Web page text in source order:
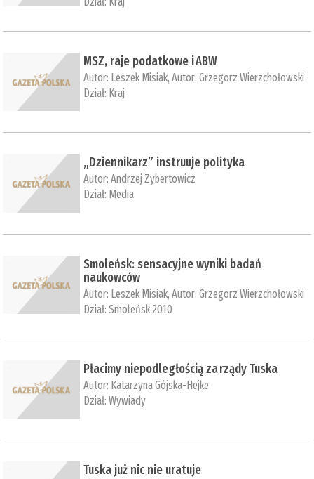
MSZ, raje podatkowe i ABW
Autor: Leszek Misiak, Autor:Grzegorz Wierzchołowski
Dział: Kraj
„Dziennikarz” instruuje polityka
Autor:Andrzej Zybertowicz
Dział: Media
Smoleńsk: sensacyjne wyniki badań
naukowców
Autor: Leszek Misiak, Autor:Grzegorz Wierzchołowski
Dział:Smoleńsk 2010
Płacimy niepodległością za rządy Tuska
Autor: Katarzyna Gójska-Hejke
Dział:Wywiady
Tuska już nic nie uratuje